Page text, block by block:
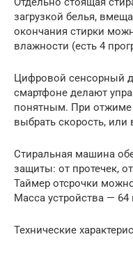
загрузкой белья,
окончания стирки
влажности (есть 4
Цифровой сенсорный
смартфоне делают
понятным. При отжиме
выбрать скорость,
Стиральная машина
защиты: от протечек,
Таймер отсрочки
Масса устройства — 64
Технические